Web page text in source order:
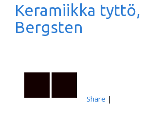
Keramiikka tyttö,
Bergsten
Share |